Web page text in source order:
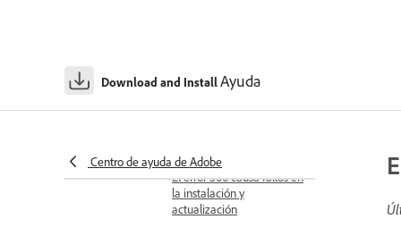
Download and InstallAyuda
Centro de ayuda de Adobe
fallo en la instalación
El error 305 causa fallos en
El error 306 causa fallos en
la instalación y
actualización